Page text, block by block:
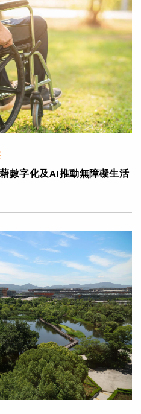
數字化及AI推動無障礙生活